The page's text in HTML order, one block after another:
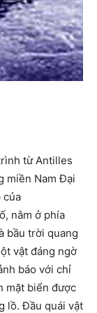
từ Antilles
miền Nam Đại
của
nằm ở phía
bầu trời quang
vật đáng ngờ
báo với chỉ
mặt biển được
lồ. Đầu quái vật